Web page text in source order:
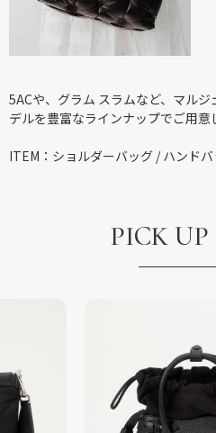
5ACや、グラム スラムなど、マル
デルを豊富なラインナップでご用意
ITEM：ショルダーバッグ / ハンド
PICK